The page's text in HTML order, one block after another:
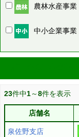
農林水産事業
中小企業事業
23件中1～8件を表示
店舗名
泉佐野支店